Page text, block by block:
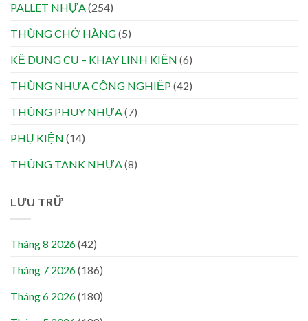
PALLET NHỰA(254)
THÙNG CHỞ HÀNG(5)
KỆ DỤNG CỤ – KHAY LINH KIỆN (6)
THÙNG NHỰA CÔNG NGHIỆP(42)
THÙNG PHUY NHỰA(7)
PHỤ KIỆN (14)
THÙNG TANK NHỰA(8)
LƯU TRỮ
Tháng 8 2026(42)
Tháng 7 2026(186)
Tháng 6 2026(180)